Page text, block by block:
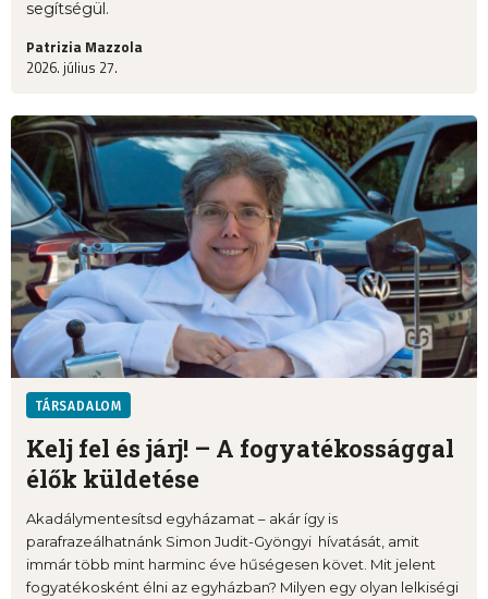
segítségül.
Patrizia Mazzola
2026. július 27.
TÁRSADALOM
Kelj fel és járj! – A fogyatékossággal
élők küldetése
Akadálymentesítsd egyházamat – akár így is
parafrazeálhatnánk Simon Judit-Gyöngyi hívatását, amit
immár több mint harminc éve hűségesen követ. Mit jelent
fogyatékosként élni az egyházban? Milyen egy olyan lelkiségi